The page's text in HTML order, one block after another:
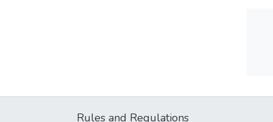
Rules and Regulations